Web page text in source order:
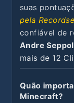
suas
pela
confiável de
Andre
mais de 12
Quão
Minecraft?